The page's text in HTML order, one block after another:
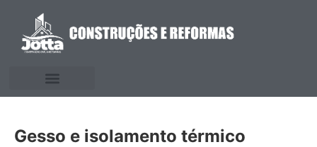
Gesso e isolamento térmico